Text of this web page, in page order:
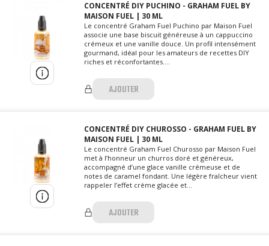
CONCENTRÉ DIY PUCHINO - GRAHAM FUEL BY
MAISON FUEL | 30 ML
Le concentré Graham Fuel Puchino par Maison Fuel
associe une base biscuit généreuse à un cappuccino
crémeux et une vanille douce. Un profil intensément
gourmand, idéal pour les amateurs de recettes DIY
riches et réconfortantes....
AJOUTER
CONCENTRÉ DIY CHUROSSO - GRAHAM FUEL BY
MAISON FUEL | 30 ML
Le concentré Graham Fuel Churosso par Maison Fuel
met à l’honneur un churros doré et généreux,
accompagné d’une glace vanille crémeuse et de
notes de caramel fondant. Une légère fraîcheur vient
rappeler l’effet crème glacée et...
AJOUTER